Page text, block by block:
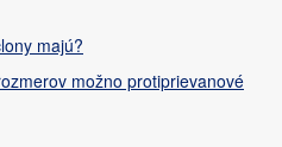
majú?
možno protiprievanové